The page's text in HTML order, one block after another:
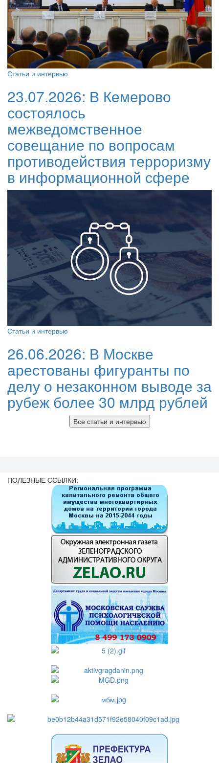
Статьи и интервью
23.07.2026: В Кемерово
состоялось
межведомственное
совещание по вопросам
противодействия терроризму
в информационной сфере
Статьи и интервью
26.06.2026: В Москве
арестованы фигуранты по
делу о незаконном выводе за
рубеж более 30 млрд рублей
Все статьи и интервью
ПОЛЕЗНЫЕ ССЫЛКИ: